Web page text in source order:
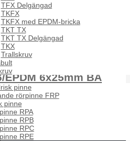
TFX Delgängad
TKFX
TKFX med EPDM-bricka
TKT TX
TKT TX Delgängad
TKX
Trallskruv
pinne
rörpinne FRP
pinne
RPA
RPB
RPC
RPE
EPDM-bricka för stål
EPDM 6x25mm BA